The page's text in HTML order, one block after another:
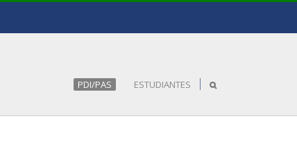
PDI/PAS ESTUDIANTES